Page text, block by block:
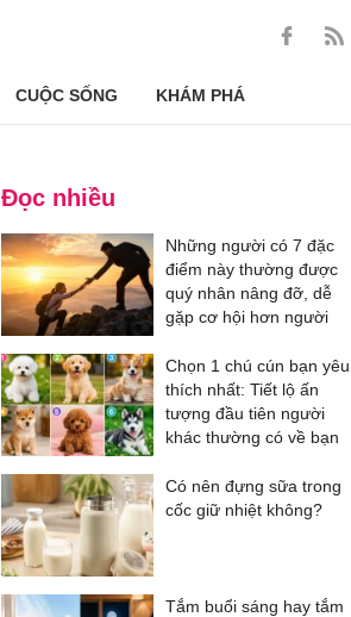
CUỘC SỐNG KHÁM PHÁ
Đọc nhiều
Những người có 7 đặc
điểm này thường được
quý nhân nâng đỡ, dễ
gặp cơ hội hơn người
Chọn 1 chú cún bạn yêu
thích nhất: Tiết lộ ấn
tượng đầu tiên người
khác thường có về bạn
Có nên đựng sữa trong
cốc giữ nhiệt không?
Tắm buổi sáng hay tắm